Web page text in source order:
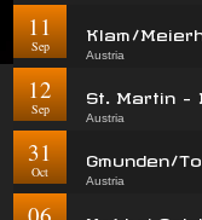
11
Sep
Klam/
Austria
12
Sep
St. Martin -
Austria
31
Oct
Gmunden/
Austria